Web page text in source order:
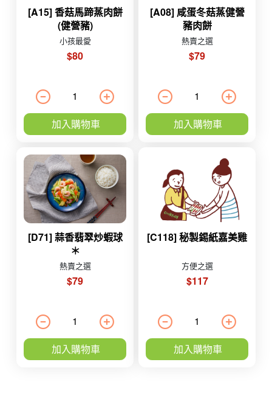
[A15] 香菇馬蹄蒸肉餅
(健營豬)
小孩最愛
$80
加入購物車
[A08] 咸蛋冬菇蒸健營
豬肉餅
熱賣之選
$79
加入購物車
[D71] 蒜香翡翠炒蝦球
＊
熱賣之選
$79
加入購物車
[C118] 秘製錫紙嘉美雞
方便之選
$117
加入購物車